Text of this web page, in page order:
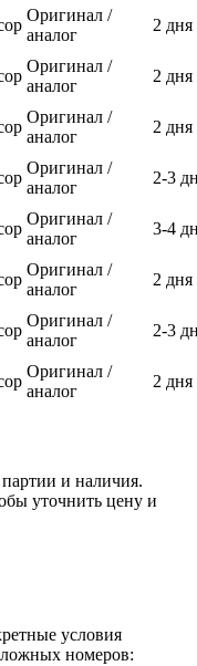
Оригинал /
аналог
2 дня
Оригинал /
аналог
2 дня
Оригинал /
аналог
2 дня
Оригинал /
аналог
2-3
Оригинал /
аналог
3-4
Оригинал /
аналог
2 дня
Оригинал /
аналог
2-3
Оригинал /
аналог
2 дня
и наличия.
уточнить цену и
условия
номеров: